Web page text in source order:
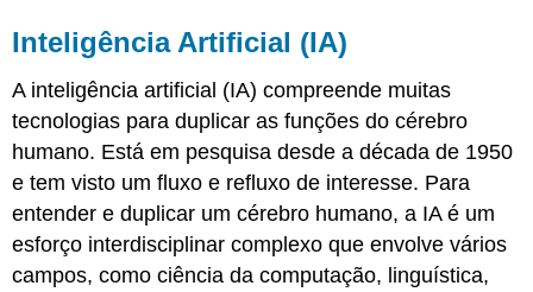
Inteligência Artificial (IA)
A inteligência artificial (IA) compreende muitas
tecnologias para duplicar as funções do cérebro
humano. Está em pesquisa desde a década de 1950
e tem visto um fluxo e refluxo de interesse. Para
entender e duplicar um cérebro humano, a IA é um
esforço interdisciplinar complexo que envolve vários
campos, como ciência da computação, linguística,